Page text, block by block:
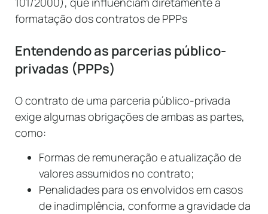
formatação dos contratos de PPPs
Entendendo as parcerias público-
privadas (PPPs)
O contrato de uma parceria público-privada
exige algumas obrigações de ambas as partes,
como:
Formas de remuneração e atualização de
valores assumidos no contrato;
Penalidades para os envolvidos em casos
de inadimplência, conforme a gravidade da